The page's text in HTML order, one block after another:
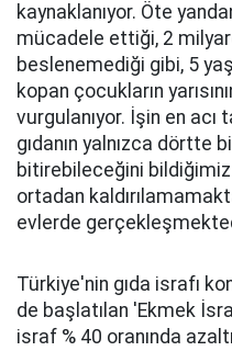
kaynaklanıyor. Öte
mücadele ettiği, 2
beslenemediği gibi, 5
kopan çocukların
vurgulanıyor. İşin en acı
gıdanın yalnızca dörtte
bitirebileceğini
ortadan
evlerde
Türkiye'nin gıda israfı
de başlatılan 'Ekmek
israf % 40 oranında